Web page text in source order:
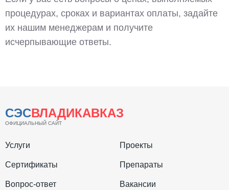
процедурах, сроках и вариантах оплаты, задайте
их нашим менеджерам и получите
исчерпывающие ответы.
СЭСВЛАДИКАВКАЗ
ОФИЦИАЛЬНЫЙ САЙТ
Услуги Проекты
Сертификаты Препараты
Вопрос-ответ Вакансии